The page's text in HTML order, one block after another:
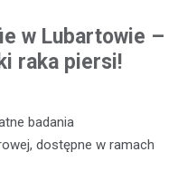
w Lubartowie –
raka piersi!
badania
dostępne w ramach